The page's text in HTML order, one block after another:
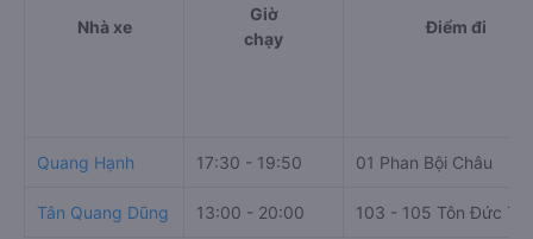
Nhà xe
Giờ
chạy
Điểm đi
Quang Hạnh 17:30 - 19:50 01 Phan Bội Châu
Tân Quang Dũng 13:00 - 20:00 103 - 105 Tôn Đức